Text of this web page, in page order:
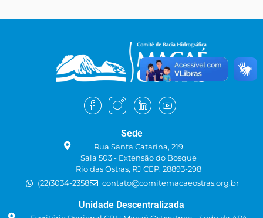
Sede
Rua Santa Catarina, 219
Sala 503 - Extensão do Bosque
Rio das Ostras, RJ CEP: 28893-298
(22)3034-2358
contato@comitemacaeostras.org.br
Unidade Descentralizada